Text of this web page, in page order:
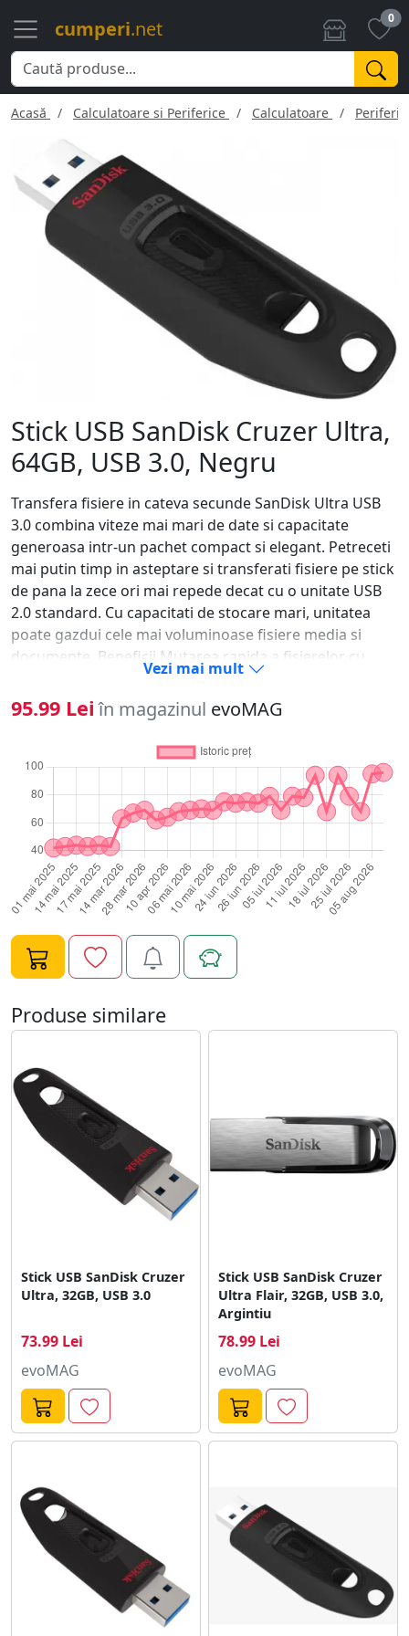
cumperi.net 0
Acasă Calculatoare si Periferice Calculatoare
Stick USB SanDisk Cruzer Ultra,
64GB, USB 3.0, Negru
Transfera fisiere in cateva secunde SanDisk Ultra USB
3.0 combina viteze mai mari de date si capacitate
generoasa intr-un pachet compact si elegant. Petreceti
mai putin timp in asteptare si transferati fisiere pe stick
de pana la zece ori mai repede decat cu o unitate USB
2.0 standard. Cu capacitati de stocare mari, unitatea
poate gazdui cele mai voluminoase fisiere media si
documente. Beneficii Mutarea rapida a fisierelor cu
viteze de transfer mai rapide Cu viteze de transfer de
pana la 130 MB / s, unitatea flash SanDisk Ultra USB 3.0
reduce timpul pe care il veti petrece asteptand ca
fisierele sa se mute de la unitatea flash la computer.
Activata pentru USB 3.0, aceasta unitate rapida va
permite sa transferati si sa stocati fisiere mari de pana
la zece ori mai rapid decat unitatile USB 2.0. Design
elegant si portabil Cu un design elegant si negru,
SanDisk Ultra USB 3.0 este la fel de eleganta pe cat de
practica. Aceasta unitate compacta si portabila poate
calatori cu dvs. intr-un buzunar sau in geanta.
Vezi mai mult
95.99 Lei în magazinul evoMAG
Produse similare
Stick USB SanDisk Cruzer
Ultra, 32GB, USB 3.0
73.99 Lei
evoMAG
Stick USB SanDisk Cruzer
Ultra Flair, 32GB, USB 3.0,
Argintiu
78.99 Lei
evoMAG